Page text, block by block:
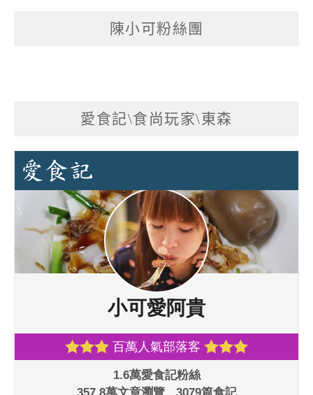
陳小可粉絲團
愛食記\食尚玩家\東森